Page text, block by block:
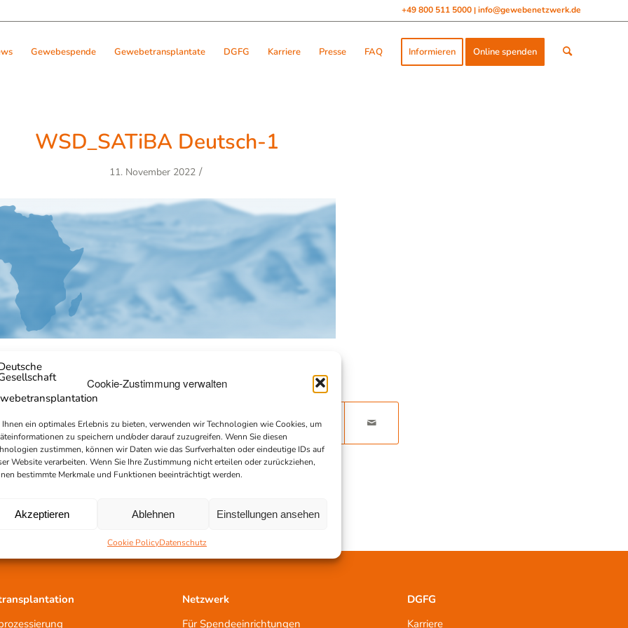
Cookie-Zustimmung verwalten
Ihnen ein optimales Erlebnis zu bieten, verwenden wir Technologien wie Cookies, um
zu speichern und/oder darauf zuzugreifen. Wenn Sie diesen
zustimmen, können wir Daten wie das Surfverhalten oder eindeutige IDs auf
Website verarbeiten. Wenn Sie Ihre Zustimmung nicht erteilen oder zurückziehen,
bestimmte Merkmale und Funktionen beeinträchtigt werden.
Akzeptieren Ablehnen Einstellungen ansehen
Cookie PolicyDatenschutz
+49 800 511 5000 | info@gewebenetzwerk.de
Gewebespende Gewebetransplantate DGFG Karriere Presse FAQ Informieren Online spenden
WSD_SATiBA Deutsch-1
11. November 2022 /
Netzwerk
Für Spendeeinrichtungen
DGFG
Karriere